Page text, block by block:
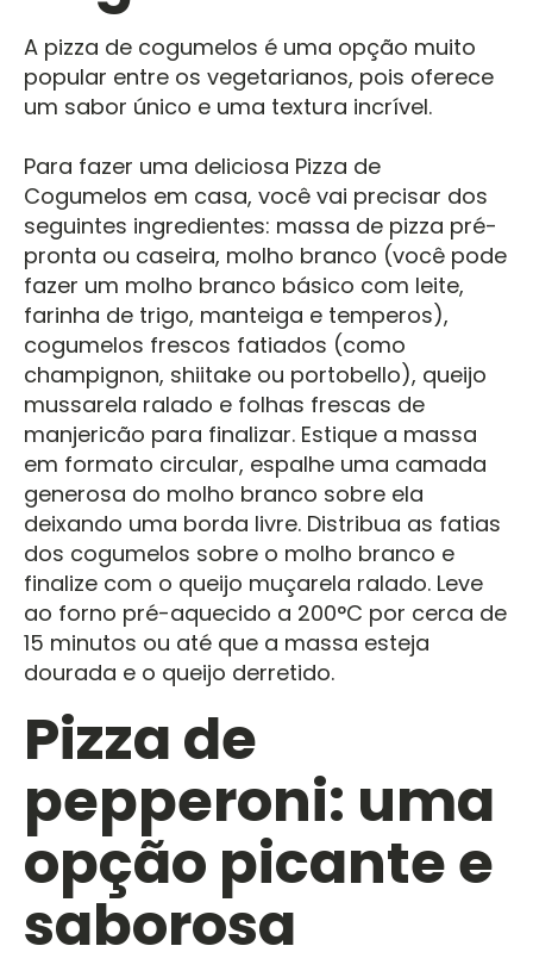
A pizza de cogumelos é uma opção muito
popular entre os vegetarianos, pois oferece
um sabor único e uma textura incrível.
Para fazer uma deliciosa Pizza de
Cogumelos em casa, você vai precisar dos
seguintes ingredientes: massa de pizza pré-
pronta ou caseira, molho branco (você pode
fazer um molho branco básico com leite,
farinha de trigo, manteiga e temperos),
cogumelos frescos fatiados (como
champignon, shiitake ou portobello), queijo
mussarela ralado e folhas frescas de
manjericão para finalizar. Estique a massa
em formato circular, espalhe uma camada
generosa do molho branco sobre ela
deixando uma borda livre. Distribua as fatias
dos cogumelos sobre o molho branco e
finalize com o queijo muçarela ralado. Leve
ao forno pré-aquecido a 200°C por cerca de
15 minutos ou até que a massa esteja
dourada e o queijo derretido.
Pizza de
pepperoni: uma
opção picante e
saborosa